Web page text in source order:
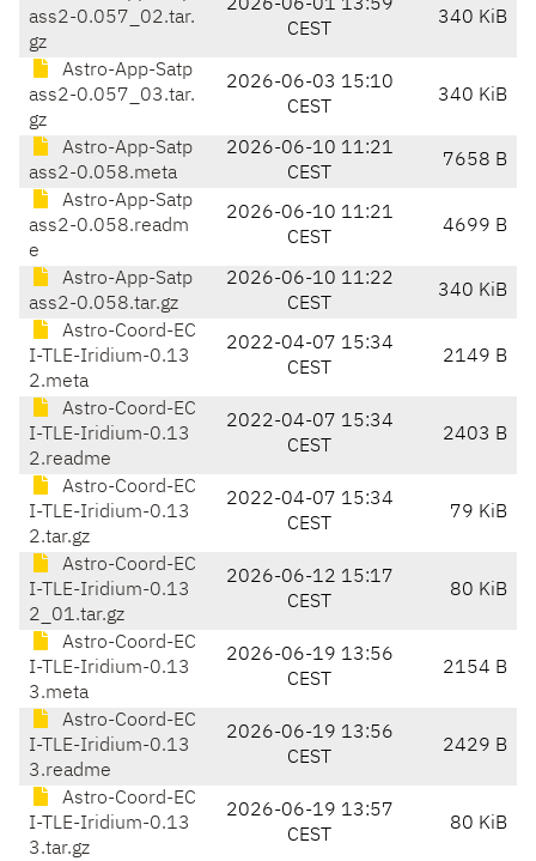
ass2-0.057_02.tar.
gz
2026-06-01 13:59
CEST
340 KiB
Astro-App-Satp
ass2-0.057_03.tar.
gz
2026-06-03 15:10
CEST
340 KiB
Astro-App-Satp
ass2-0.058.meta
2026-06-10 11:21
CEST
7658 B
Astro-App-Satp
ass2-0.058.readm
e
2026-06-10 11:21
CEST
4699 B
Astro-App-Satp
ass2-0.058.tar.gz
2026-06-10 11:22
CEST
340 KiB
Astro-Coord-EC
I-TLE-Iridium-0.13
2.meta
2022-04-07 15:34
CEST
2149 B
Astro-Coord-EC
I-TLE-Iridium-0.13
2.readme
2022-04-07 15:34
CEST
2403 B
Astro-Coord-EC
I-TLE-Iridium-0.13
2.tar.gz
2022-04-07 15:34
CEST
79 KiB
Astro-Coord-EC
I-TLE-Iridium-0.13
2_01.tar.gz
2026-06-12 15:17
CEST
80 KiB
Astro-Coord-EC
I-TLE-Iridium-0.13
3.meta
2026-06-19 13:56
CEST
2154 B
Astro-Coord-EC
I-TLE-Iridium-0.13
3.readme
2026-06-19 13:56
CEST
2429 B
Astro-Coord-EC
I-TLE-Iridium-0.13
3.tar.gz
2026-06-19 13:57
CEST
80 KiB